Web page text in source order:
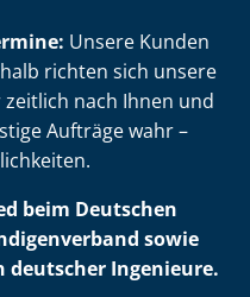
Unsere Kunden
richten sich unsere
nach Ihnen und
Aufträge wahr –
beim Deutschen
sowie
deutscher Ingenieure.